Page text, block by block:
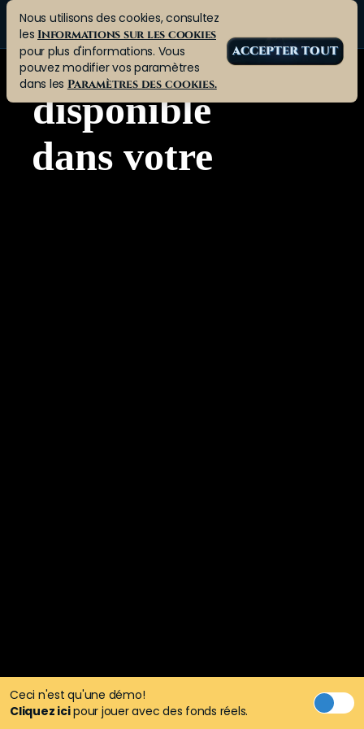
Ceci n'est qu'une démo!
Cliquez icipour jouer avec des fonds réels.
Nous utilisons des cookies, consultez
les Informations sur les cookies
pour plus d'informations. Vous
pouvez modifier vos paramètres
dans les Paramètres des cookies.
ACCEPTER TOUT